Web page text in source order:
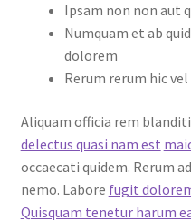
Ipsam non non aut
Numquam et ab
dolorem
Rerum rerum hic
Aliquam officia rem
delectus quasi nam est
occaecati quidem. Rerum
nemo. Labore fugit
Quisquam tenetur harum